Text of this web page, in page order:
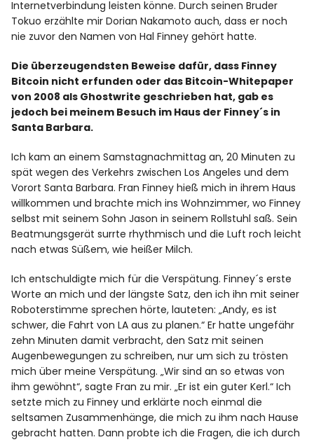
Internetverbindung leisten könne. Durch seinen Bruder
Tokuo erzählte mir Dorian Nakamoto auch, dass er noch
nie zuvor den Namen von Hal Finney gehört hatte.
Die überzeugendsten Beweise dafür, dass Finney
Bitcoin nicht erfunden oder das Bitcoin-Whitepaper
von 2008 als Ghostwrite geschrieben hat, gab es
jedoch bei meinem Besuch im Haus der Finney´s in
Santa Barbara.
Ich kam an einem Samstagnachmittag an, 20 Minuten zu
spät wegen des Verkehrs zwischen Los Angeles und dem
Vorort Santa Barbara. Fran Finney hieß mich in ihrem Haus
willkommen und brachte mich ins Wohnzimmer, wo Finney
selbst mit seinem Sohn Jason in seinem Rollstuhl saß. Sein
Beatmungsgerät surrte rhythmisch und die Luft roch leicht
nach etwas Süßem, wie heißer Milch.
Ich entschuldigte mich für die Verspätung. Finney´s erste
Worte an mich und der längste Satz, den ich ihn mit seiner
Roboterstimme sprechen hörte, lauteten: „Andy, es ist
schwer, die Fahrt von LA aus zu planen.“ Er hatte ungefähr
zehn Minuten damit verbracht, den Satz mit seinen
Augenbewegungen zu schreiben, nur um sich zu trösten
mich über meine Verspätung. „Wir sind an so etwas von
ihm gewöhnt“, sagte Fran zu mir. „Er ist ein guter Kerl.“ Ich
setzte mich zu Finney und erklärte noch einmal die
seltsamen Zusammenhänge, die mich zu ihm nach Hause
gebracht hatten. Dann probte ich die Fragen, die ich durch